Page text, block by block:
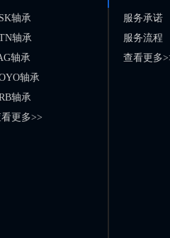
轴承
轴承
轴承
轴承
轴承
更多>>
服务承诺
服务流程
查看更多